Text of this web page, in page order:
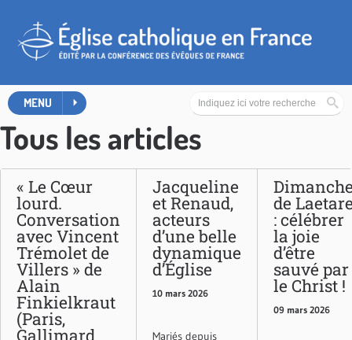
MENU
Tous les articles
« Le Cœur
lourd.
Conversation
avec Vincent
Trémolet de
Villers » de
Alain
Finkielkraut
(Paris,
Jacqueline
et Renaud,
acteurs
d’une belle
dynamique
d’Église
10 mars 2026
Mariés depuis
de
: célébrer
la joie
d’être
sauvé par
le Christ !
09 mars 2026